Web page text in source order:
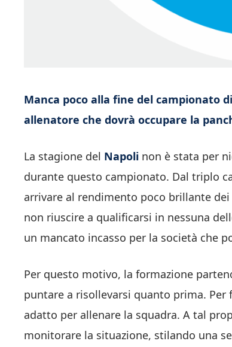
Manca poco alla fine del campionato
allenatore che dovrà occupare la
La stagione del Napoli non è stata per
durante questo campionato. Dal triplo
arrivare al rendimento poco brillante
non riuscire a qualificarsi in nessuna
un mancato incasso per la società che
Per questo motivo, la formazione
puntare a risollevarsi quanto prima.
adatto per allenare la squadra. A tal
monitorare la situazione, stilando una